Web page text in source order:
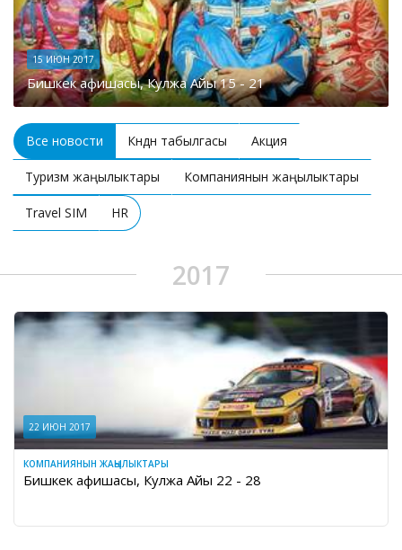
15 ИЮН 2017
Бишкек афишасы, Кулжа Айы 15 - 21
Все новости Күндүн табылгасы Акция
Туризм жаңылыктары Компаниянын жаңылыктары
Travel SIM HR
2017
22 ИЮН 2017
КОМПАНИЯНЫН ЖАҢЫЛЫКТАРЫ
Бишкек афишасы, Кулжа Айы 22 - 28